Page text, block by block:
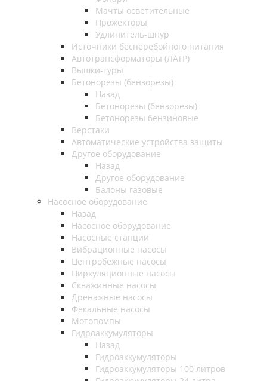
Мачты осветительные
Прожекторы
Удлинитель-шнур
Источники бесперебойного питания
Автотрансформаторы (ЛАТР)
Вышки-туры
Бетонорезы (бензорезы)
Назад
Бетонорезы (бензорезы)
Бетонорезы бензиновые
Верстаки
Автоматические устройства защиты
Другое оборудование
Назад
Другое оборудование
Балоны газовые
Насосное оборудование
Назад
Насосное оборудование
Насосные станции
Вибрационные насосы
Центробежные насосы
Циркуляционные насосы
Скважинные насосы
Дренажные насосы
Фекальные насосы
Мотопомпы
Гидроаккумуляторы
Назад
Гидроаккумуляторы
Гидроаккумуляторы 100 литров